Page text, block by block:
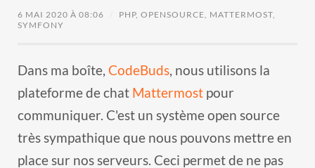
6 MAI 2020 À 08:06 PHP, OPENSOURCE, MATTERMOST,
SYMFONY
Dans ma boîte, CodeBuds, nous utilisons la
plateforme de chat Mattermostpour
communiquer. C'est un système open source
très sympathique que nous pouvons mettre en
place sur nos serveurs. Ceci permet de ne pas